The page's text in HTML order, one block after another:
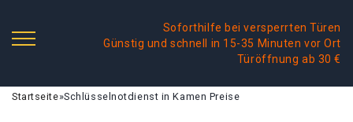
Soforthilfe bei versperrten Türen
Günstig und schnell in 15-35 Minuten vor Ort
Türöffnung ab 30 €
Startseite»Schlüsselnotdienst in Kamen Preise